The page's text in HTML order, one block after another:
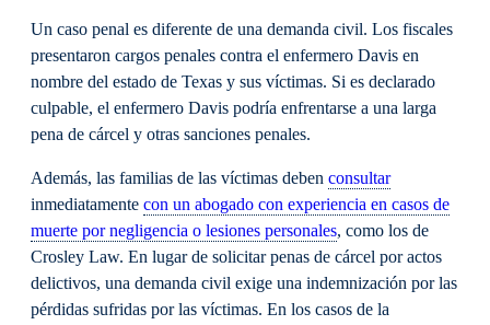
Un caso penal es diferente de una demanda civil. Los fiscales
presentaron cargos penales contra el enfermero Davis en
nombre del estado de Texas y sus víctimas. Si es declarado
culpable, el enfermero Davis podría enfrentarse a una larga
pena de cárcel y otras sanciones penales.
Además, las familias de las víctimas deben consultar
inmediatamente con un abogado con experiencia en casos de
muerte por negligencia o lesiones personales, como los de
Crosley Law. En lugar de solicitar penas de cárcel por actos
delictivos, una demanda civil exige una indemnización por las
pérdidas sufridas por las víctimas. En los casos de la